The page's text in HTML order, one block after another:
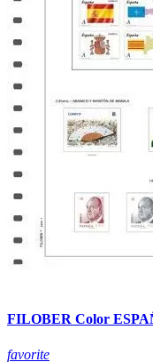
FILOBER Color
favorite